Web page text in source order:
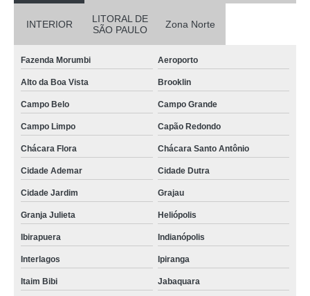
orçamento de porta crachá rígido Nossa Senhora do Ó
orçamento de porta crachá plástico Panamby
porta crachás São Mateus
porta crachá rígido Jundiaí
porta crachá colorido valor Praça da Arvore
lojas de porta crachá conjugado Itaim Bibi
lojas de porta crachá de plástico Vila Marisa Mazzei
lojas de porta crachá de plástico Alto da Boa Vista
porta crachá Vila Carrão
porta crachá plástico Itatiba
INTERIOR
LITORAL DE
SÃO PAULO
Zona Norte
Fazenda Morumbi Aeroporto
Alto da Boa Vista Brooklin
Campo Belo Campo Grande
Campo Limpo Capão Redondo
Chácara Flora Chácara Santo Antônio
Cidade Ademar Cidade Dutra
Cidade Jardim Grajau
Granja Julieta Heliópolis
Ibirapuera Indianópolis
Interlagos Ipiranga
Itaim Bibi Jabaquara